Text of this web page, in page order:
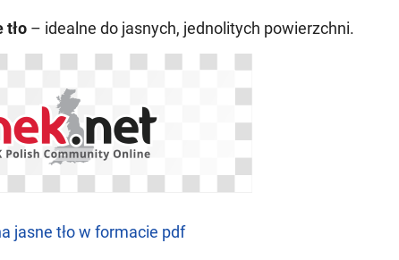
tło – idealne do jasnych, jednolitych powierzchni.
jasne tło w formacie pdf